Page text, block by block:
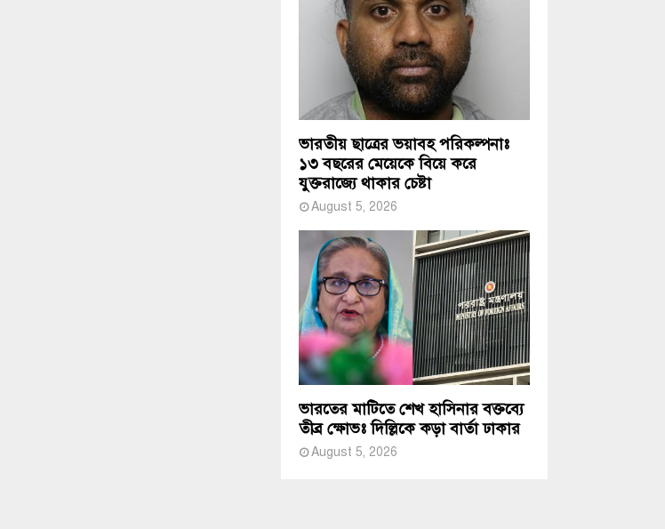
ভারতীয় ছাত্রের ভয়াবহ পরিকল্পনাঃ
১৩ বছরের মেয়েকে বিয়ে করে
যুক্তরাজ্যে থাকার চেষ্টা
August 5, 2026
ভারতের মাটিতে শেখ হাসিনার বক্তব্যে
তীব্র ক্ষোভঃ দিল্লিকে কড়া বার্তা ঢাকার
August 5, 2026